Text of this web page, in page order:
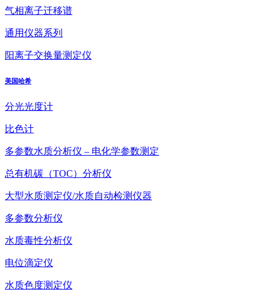
气相离子迁移谱
通用仪器系列
阳离子交换量测定仪
美国哈希
分光光度计
比色计
多参数水质分析仪 – 电化学参数测定
总有机碳（TOC）分析仪
大型水质测定仪/水质自动检测仪器
多参数分析仪
水质毒性分析仪
电位滴定仪
水质色度测定仪